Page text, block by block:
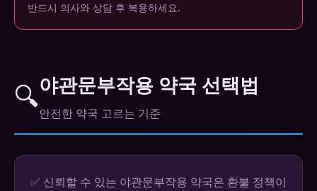
반드시 의사와 상담 후 복용하세요.
🔍야관문부작용 약국 선택법
안전한 약국 고르는 기준
✅ 신뢰할 수 있는 야관문부작용 약국은 환불 정책이